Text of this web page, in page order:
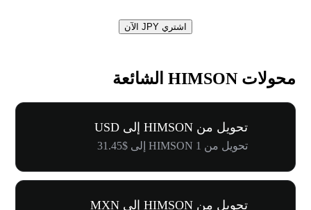
اشتري JPY الآن
محولات HIMSON الشائعة
تحويل من HIMSON إلى USD
تحويل من 1 HIMSON إلى $31.45
تحويل من HIMSON إلى MXN